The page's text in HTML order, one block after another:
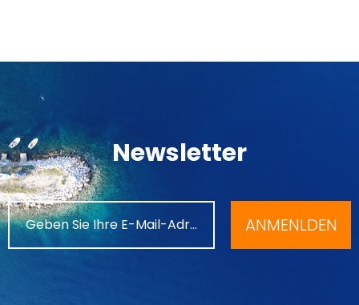
Newsletter
ANMENLDEN